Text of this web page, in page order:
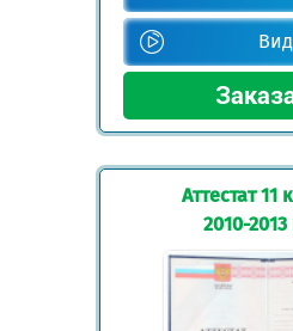
Аттестат 11
2010-2013